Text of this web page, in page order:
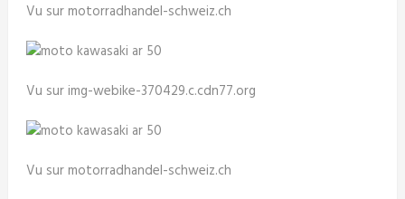
Vu sur motorradhandel-schweiz.ch
Vu sur img-webike-370429.c.cdn77.org
Vu sur motorradhandel-schweiz.ch